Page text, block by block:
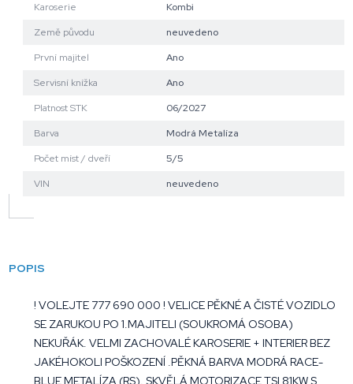
Karoserie
Kombi
Země původu
neuvedeno
První majitel
Ano
Servisní knížka
Ano
Platnost STK
06/2027
Barva
Modrá Metalíza
Počet míst / dveří
5/5
VIN
neuvedeno
POPIS
! VOLEJTE 777 690 000 ! VELICE PĚKNÉ A ČISTÉ VOZIDLO
SE ZARUKOU PO 1.MAJITELI (SOUKROMÁ OSOBA)
NEKUŘÁK. VELMI ZACHOVALÉ KAROSERIE + INTERIER BEZ
JAKÉHOKOLI POŠKOZENÍ .PĚKNÁ BARVA MODRÁ RACE-
BLUE METALÍZA (RS). SKVĚLÁ MOTORIZACE TSI 81KW S